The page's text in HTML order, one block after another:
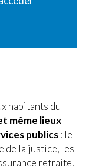
habitants du
même lieux
publics: le
de la justice, les
retraite,